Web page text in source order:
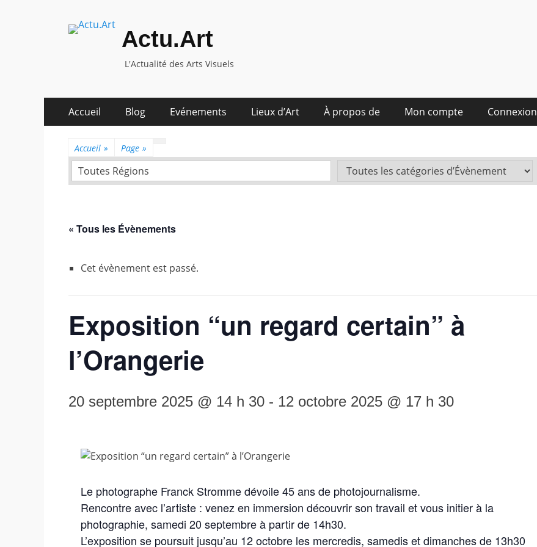
Actu.Art
L'Actualité des Arts Visuels
Premier
menu
Accueil Blog Evénements Lieux d’Art À propos de Mon compte Connexion
Accueil » Page »
Toutes Régions
« Tous les Évènements
Cet évènement est passé.
Exposition “un regard certain” à
l’Orangerie
20 septembre 2025 @ 14 h 30 - 12 octobre 2025 @ 17 h 30
Le photographe Franck Stromme dévoile 45 ans de photojournalisme.
Rencontre avec l’artiste : venez en immersion découvrir son travail et vous initier à la
photographie, samedi 20 septembre à partir de 14h30.
L’exposition se poursuit jusqu’au 12 octobre les mercredis, samedis et dimanches de 13h30